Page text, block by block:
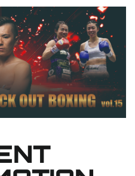
質問
プライバシーポリシー